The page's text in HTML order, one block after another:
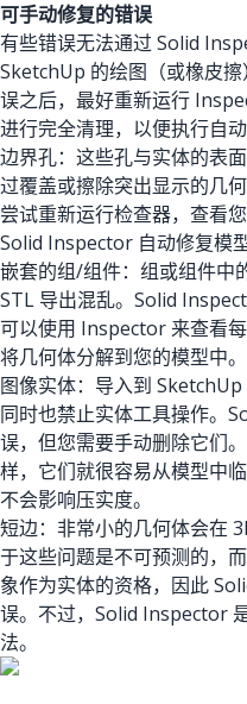
可手动修复的错误
有些错误无法通过 Solid
SketchUp 的绘图（或橡皮
误之后，最好重新运行
进行完全清理，以便执行自
边界孔：这些孔与实体的表
过覆盖或擦除突出显示的几
尝试重新运行检查器，查看
Solid Inspector 自动修复模
嵌套的组/组件：组或组件中
STL 导出混乱。Solid
可以使用 Inspector 来查看
将几何体分解到您的模型中。
图像实体：导入到 SketchUp
同时也禁止实体工具操作。
误，但您需要手动删除它们
样，它们就很容易从模型中
不会影响压实度。
短边：非常小的几何体会在
于这些问题是不可预测的，
象作为实体的资格，因此
误。不过，Solid Inspector
法。